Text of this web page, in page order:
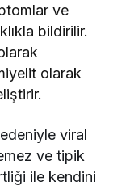
ve
bildirilir.
olarak
viral
ve tipik
ile kendini